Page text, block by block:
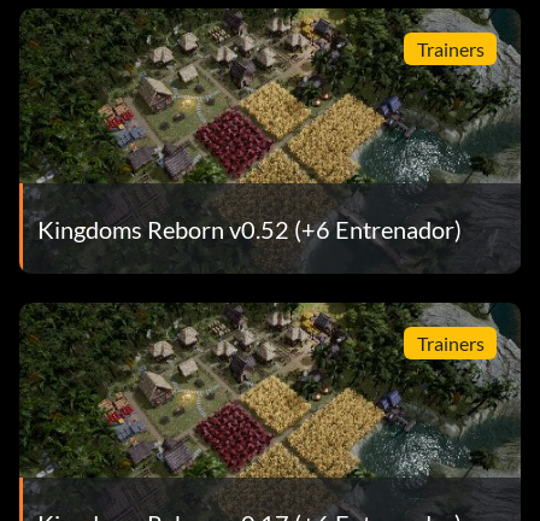
Trainers
Kingdoms Reborn v0.52 (+6 Entrenador)
Trainers